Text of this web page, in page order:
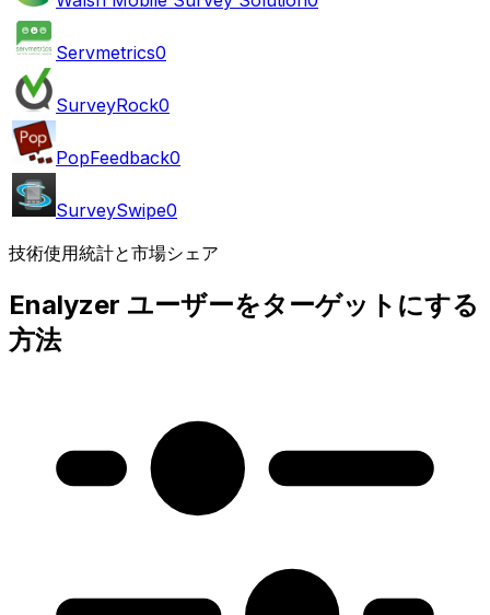
Servmetrics0
SurveyRock0
PopFeedback0
SurveySwipe0
技術使用統計と市場シェア
Enalyzer ユーザーをターゲットにする
方法